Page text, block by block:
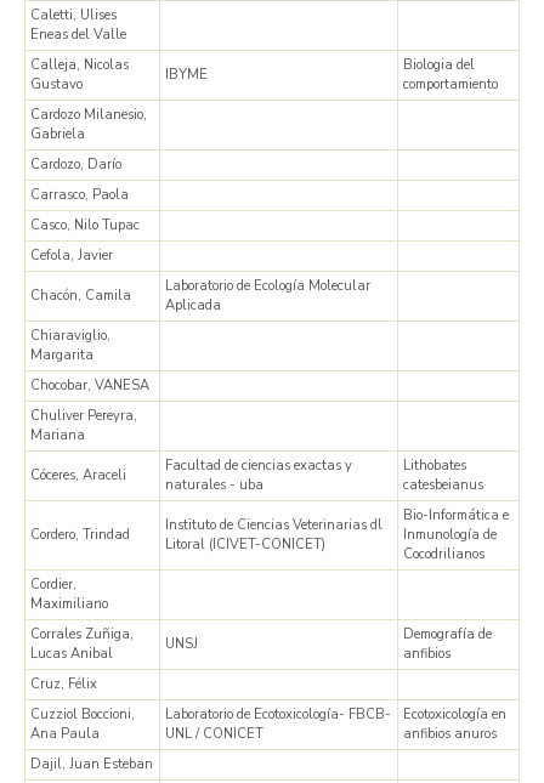
Caletti, Ulises
Eneas del Valle
Calleja, Nicolas
Gustavo
IBYME
Biologia del
comportamiento
Cardozo Milanesio,
Gabriela
Cardozo, Darío
Carrasco, Paola
Casco, Nilo Tupac
Cefola, Javier
Chacón, Camila
Laboratorio de Ecología Molecular
Aplicada
Chiaraviglio,
Margarita
Chocobar, VANESA
Chuliver Pereyra,
Mariana
Cóceres, Araceli
Facultad de ciencias exactas y
naturales - uba
Lithobates
catesbeianus
Cordero, Trindad
Instituto de Ciencias Veterinarias dl
Litoral (ICIVET-CONICET)
Bio-Informática e
Inmunología de
Cocodrilianos
Cordier,
Maximiliano
Corrales Zuñiga,
Lucas Anibal
UNSJ
Demografía de
anfibios
Cruz, Félix
Cuzziol Boccioni,
Ana Paula
Laboratorio de Ecotoxicología- FBCB-
UNL / CONICET
Ecotoxicología en
anfibios anuros
Dajil, Juan Esteban